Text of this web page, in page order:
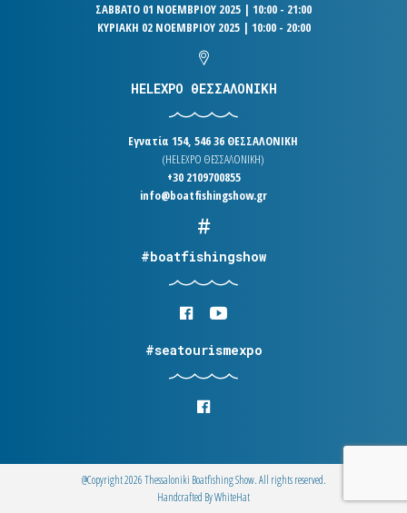
ΣΑΒΒΑΤΟ 01 ΝΟΕΜΒΡΙΟΥ 2025 | 10:00 - 21:00
ΚΥΡΙΑΚΗ 02 ΝΟΕΜΒΡΙΟΥ 2025 | 10:00 - 20:00
HELEXPO ΘΕΣΣΑΛΟΝΙΚΗ
Εγνατία 154, 546 36 ΘΕΣΣΑΛΟΝΙΚΗ
(HELEXPO ΘΕΣΣΑΛΟΝΙΚΗ)
+30 2109700855
info@boatfishingshow.gr
#boatfishingshow
#seatourismexpo
@Copyright 2026 Thessaloniki Boatfishing Show. All rights reserved.
Handcrafted ByWhiteΗat